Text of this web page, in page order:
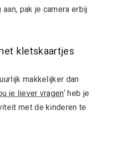
pak je camera erbij
kletskaartjes
makkelijker dan
je liever vragen‘ heb je
met de kinderen te